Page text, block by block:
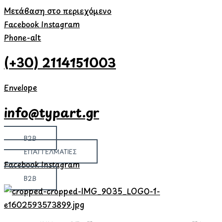
Μετάβαση στο περιεχόμενο
Facebook Instagram
Phone-alt
(+30) 2114151003
Envelope
info@typart.gr
B2B
ΕΠΑΓΓΕΛΜΑΤΙΕΣ
FacebookInstagram
B2B